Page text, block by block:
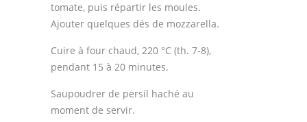
tomate, puis répartir les moules.
Ajouter quelques dés de mozzarella.
Cuire à four chaud, 220 °C (th. 7-8),
pendant 15 à 20 minutes.
Saupoudrer de persil haché au
moment de servir.